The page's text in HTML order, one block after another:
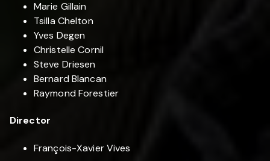
Marie Gillain
Tsilla Chelton
Yves Degen
Christelle Cornil
Steve Driesen
Bernard Blancan
Raymond Forestier
Director
François-Xavier Vives